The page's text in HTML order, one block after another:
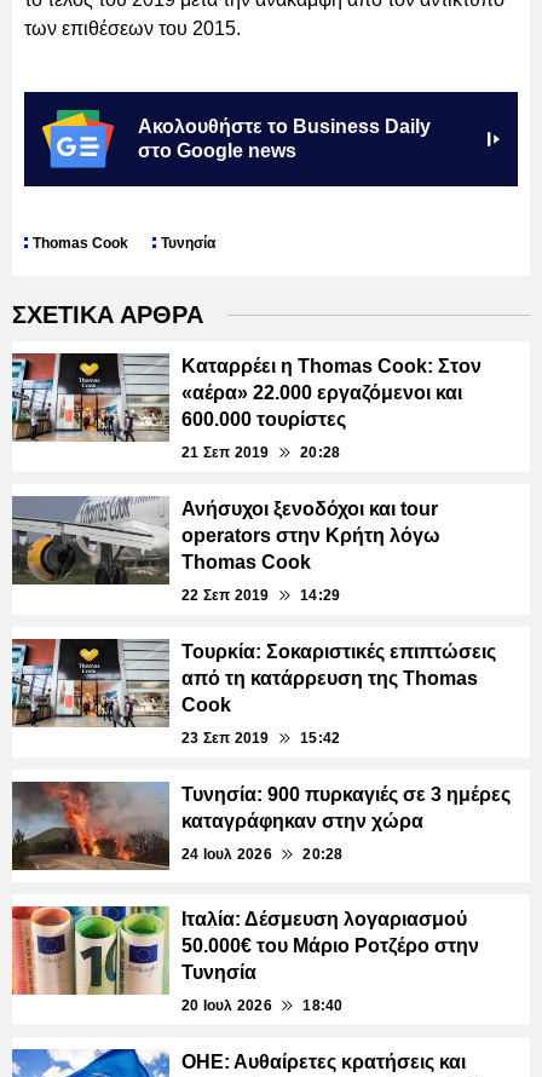
των επιθέσεων του 2015.
Ακολουθήστε το Business Daily
στο Google news
Thomas Cook Τυνησία
ΣΧΕΤΙΚΑ ΑΡΘΡΑ
Καταρρέει η Thomas Cook: Στον
«αέρα» 22.000 εργαζόμενοι και
600.000 τουρίστες
21 Σεπ 2019 20:28
Ανήσυχοι ξενοδόχοι και tour
operators στην Κρήτη λόγω
Thomas Cook
22 Σεπ 2019 14:29
Τουρκία: Σοκαριστικές επιπτώσεις
από τη κατάρρευση της Thomas
Cook
23 Σεπ 2019 15:42
Τυνησία: 900 πυρκαγιές σε 3 ημέρες
καταγράφηκαν στην χώρα
24 Ιουλ 2026 20:28
Ιταλία: Δέσμευση λογαριασμού
50.000€ του Μάριο Ροτζέρο στην
Τυνησία
20 Ιουλ 2026 18:40
ΟΗΕ: Αυθαίρετες κρατήσεις και